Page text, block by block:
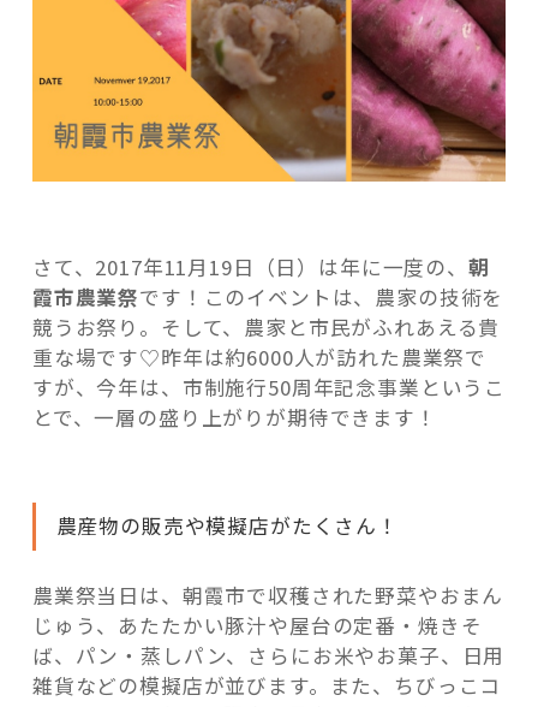
19
さて、2017年11月19日（日）は年に一度の、 朝
霞市農業祭です！このイベントは、農家の技術を
競うお祭り。そして、 農家と市民がふれあえる貴
重な場です♡昨年は約6000人が訪れた農業祭で
すが、今年は、市制施行50周年記念事業というこ
とで、一層の盛り上がりが期待できます！
農産物の販売や模擬店がたくさん！
農業祭当日は、朝霞市で収穫された野菜やおまん
じゅう、あたたかい豚汁や屋台の定番・焼きそ
ば、パン・蒸しパン、さらにお米やお菓子、日用
雑貨などの模擬店が並びます。また、ちびっこコ